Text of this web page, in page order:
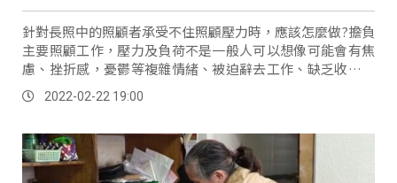
針對長照中的照顧者承受不住照顧壓力時，應該怎麼做?擔負
主要照顧工作，壓力及負荷不是一般人可以想像可能會有焦
慮、挫折感，憂鬱等複雜情緒、被迫辭去工作、缺乏收入、
若家庭關係不睦，照顧方式也會因此產生分歧等等。
2022-02-22 19:00